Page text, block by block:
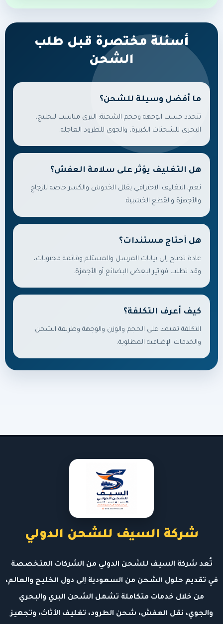
أسئلة مختصرة قبل طلب
الشحن
ما أفضل وسيلة للشحن؟
تتحدد حسب الوجهة وحجم الشحنة: البري مناسب للخليج،
البحري للشحنات الكبيرة، والجوي للطرود العاجلة.
هل التغليف يؤثر على سلامة العفش؟
نعم، التغليف الاحترافي يقلل الخدوش والكسر خاصة للزجاج
والأجهزة والقطع الخشبية.
هل أحتاج مستندات؟
عادة تحتاج إلى بيانات المرسل والمستلم وقائمة محتويات،
وقد تطلب فواتير لبعض البضائع أو الأجهزة.
كيف أعرف التكلفة؟
التكلفة تعتمد على الحجم والوزن والوجهة وطريقة الشحن
والخدمات الإضافية المطلوبة.
شركة السيف للشحن الدولي
تُعد شركة السيف للشحن الدولي من الشركات المتخصصة
في تقديم حلول الشحن من السعودية إلى دول الخليج والعالم،
من خلال خدمات متكاملة تشمل الشحن البري والبحري
والجوي، نقل العفش، شحن الطرود، تغليف الأثاث، وتجهيز